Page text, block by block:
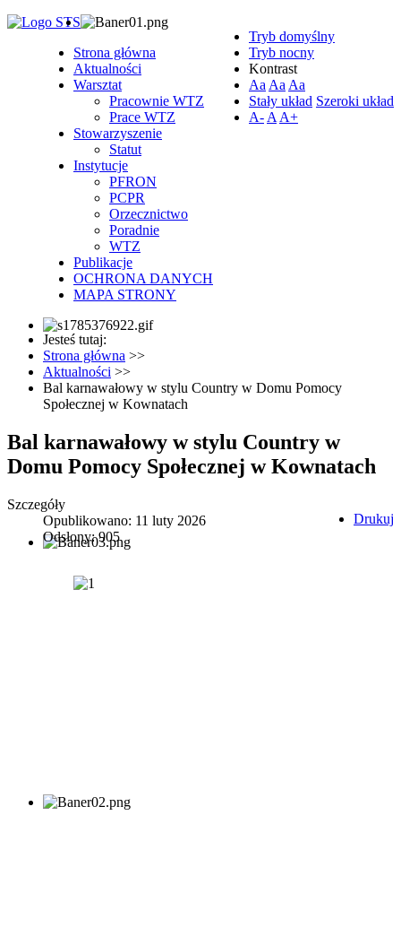
Tryb domyślny
Tryb nocny
Kontrast
Aa Aa Aa
Stały układ Szeroki układ
A- A A+
Strona główna
Aktualności
Warsztat
Pracownie WTZ
Prace WTZ
Stowarzyszenie
Statut
Instytucje
PFRON
PCPR
Orzecznictwo
Poradnie
WTZ
Publikacje
OCHRONA DANYCH
MAPA STRONY
Jesteś tutaj:
Strona główna >>
Aktualności >>
Bal karnawałowy w stylu Country w Domu Pomocy
Społecznej w Kownatach
Bal karnawałowy w stylu Country w
Domu Pomocy Społecznej w Kownatach
Drukuj
Szczegóły
Opublikowano: 11 luty 2026
Odsłony: 905